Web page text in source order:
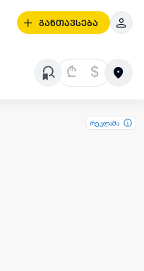
განთავსება
₾ $
რეკლამა